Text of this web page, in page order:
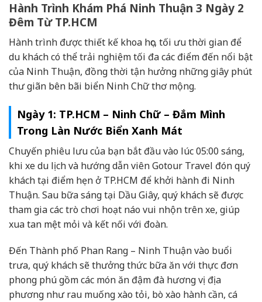
Hành Trình Khám Phá Ninh Thuận 3 Ngày 2
Đêm Từ TP.HCM
Hành trình được thiết kế khoa học, tối ưu thời gian để
du khách có thể trải nghiệm tối đa các điểm đến nổi bật
của Ninh Thuận, đồng thời tận hưởng những giây phút
thư giãn bên bãi biển Ninh Chữ thơ mộng.
Ngày 1: TP.HCM – Ninh Chữ – Đắm Mình
Trong Làn Nước Biển Xanh Mát
Chuyến phiêu lưu của bạn bắt đầu vào lúc 05:00 sáng,
khi xe du lịch và hướng dẫn viên Gotour Travel đón quý
khách tại điểm hẹn ở TP.HCM để khởi hành đi Ninh
Thuận. Sau bữa sáng tại Dầu Giây, quý khách sẽ được
tham gia các trò chơi hoạt náo vui nhộn trên xe, giúp
xua tan mệt mỏi và kết nối với đoàn.
Đến Thành phố Phan Rang – Ninh Thuận vào buổi
trưa, quý khách sẽ thưởng thức bữa ăn với thực đơn
phong phú gồm các món ăn đậm đà hương vị địa
phương như rau muống xào tỏi, bò xào hành cần, cá